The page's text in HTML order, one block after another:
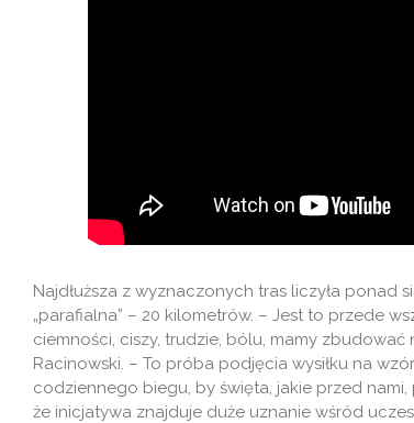
Najdłuższa z wyznaczonych tras liczyła ponad
„parafialna” – 20 kilometrów. – Jest to przede
ciemności, ciszy, trudzie, bólu, mamy
Racinowski. – To próba podjęcia wysiłku na
codziennego biegu, by święta, jakie przed
że inicjatywa znajduje duże uznanie wśród